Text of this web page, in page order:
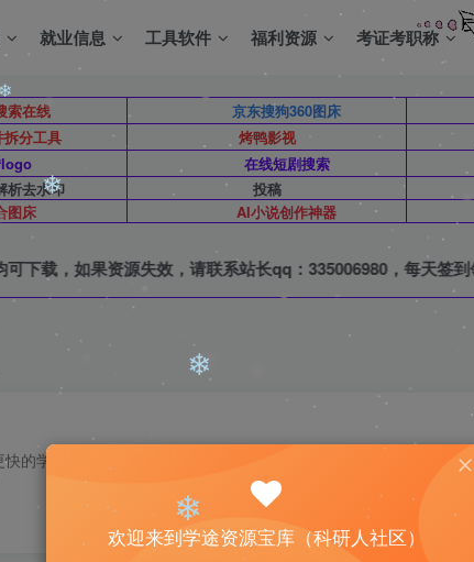
就业信息 工具软件 福利资源 考证考职称
索在线 京东搜狗360图床
分工具 烤鸭影视
在线短剧搜索
析去水印 投稿
图床 AI小说创作神器
资源均可下载，如果资源失效，请联系站长qq：335006980，
欢迎来到学途资源宝库（科研人社区）